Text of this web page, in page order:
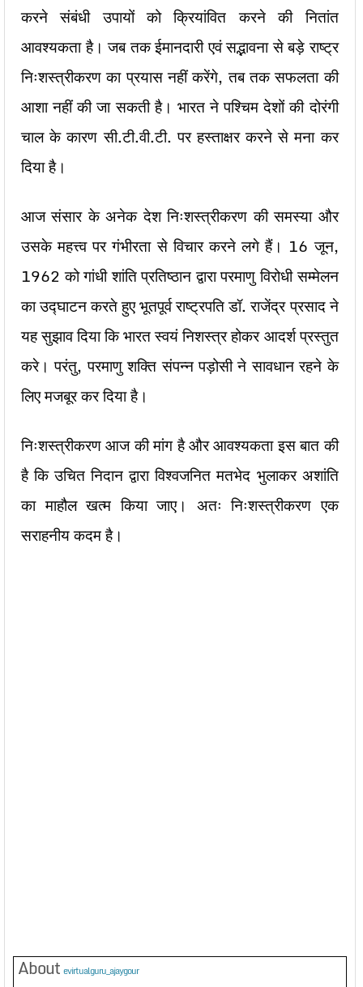
करने संबंधी उपायों को क्रियांवित करने की नितांत
आवश्यकता है। जब तक ईमानदारी एवं सद्भावना से बड़े राष्ट्र
निःशस्त्रीकरण का प्रयास नहीं करेंगे, तब तक सफलता की
आशा नहीं की जा सकती है। भारत ने पश्चिम देशों की दोरंगी
चाल के कारण सी.टी.वी.टी. पर हस्ताक्षर करने से मना कर
दिया है।
आज संसार के अनेक देश निःशस्त्रीकरण की समस्या और
उसके महत्त्व पर गंभीरता से विचार करने लगे हैं। 16 जून,
1962 को गांधी शांति प्रतिष्ठान द्वारा परमाणु विरोधी सम्मेलन
का उद्घाटन करते हुए भूतपूर्व राष्ट्रपति डॉ. राजेंद्र प्रसाद ने
यह सुझाव दिया कि भारत स्वयं निशस्त्र होकर आदर्श प्रस्तुत
करे। परंतु, परमाणु शक्ति संपन्न पड़ोसी ने सावधान रहने के
लिए मजबूर कर दिया है।
निःशस्त्रीकरण आज की मांग है और आवश्यकता इस बात की
है कि उचित निदान द्वारा विश्वजनित मतभेद भुलाकर अशांति
का माहौल खत्म किया जाए। अतः निःशस्त्रीकरण एक
सराहनीय कदम है।
About evirtualguru_ajaygour